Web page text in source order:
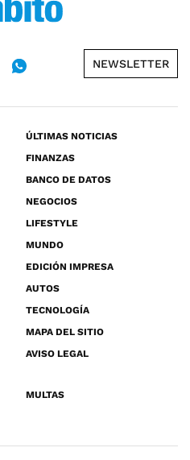
NEWSLETTER
ÚLTIMAS NOTICIAS
FINANZAS
BANCO DE DATOS
NEGOCIOS
LIFESTYLE
MUNDO
EDICIÓN IMPRESA
AUTOS
TECNOLOGÍA
MAPA DEL SITIO
AVISO LEGAL
MULTAS